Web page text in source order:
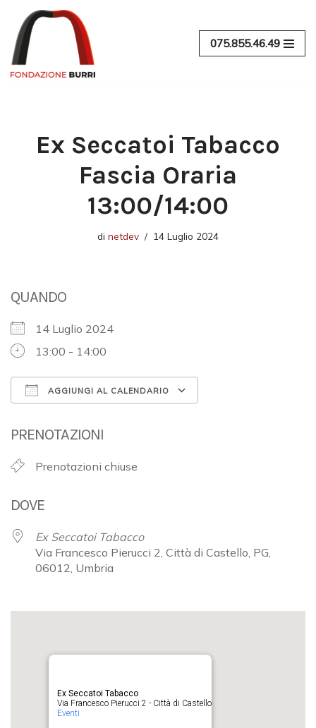
Vai
al
contenuto
075.855.46.49
Ex Seccatoi Tabacco
Fascia Oraria
13:00/14:00
di netdev 14 Luglio 2024
QUANDO
14 Luglio 2024
13:00 - 14:00
AGGIUNGI AL CALENDARIO
PRENOTAZIONI
Prenotazioni chiuse
DOVE
Ex Seccatoi Tabacco
Via Francesco Pierucci 2, Città di Castello, PG,
06012, Umbria
Ex Seccatoi Tabacco
Via Francesco Pierucci 2 - Città di Castello
Eventi